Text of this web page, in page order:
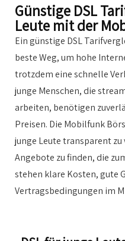
Günstige DSL
Leute mit der
Ein günstige DSL
beste Weg, um hohe
trotzdem eine schnelle
junge Menschen, die
arbeiten, benötigen
Preisen. Die Mobilfunk
junge Leute transparent
Angebote zu finden, die
stehen klare Kosten, gute
Vertragsbedingungen im